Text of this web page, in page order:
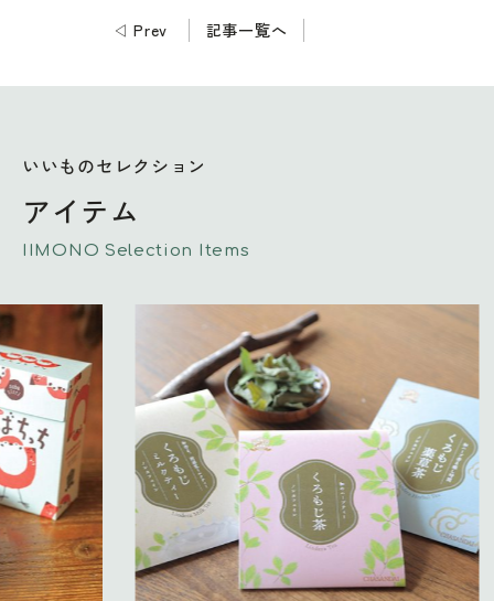
◁Prev 記事一覧へ
いいものセレクション
アイテム
IIMONO Selection Items